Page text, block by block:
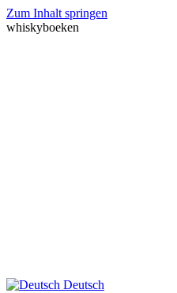
Zum Inhalt springen
whiskyboeken
Deutsch